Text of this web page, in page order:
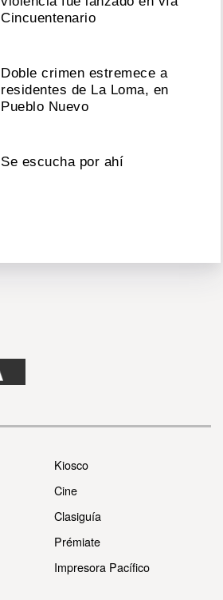
Cincuentenario
Doble crimen estremece a
residentes de La Loma, en
Pueblo Nuevo
Se escucha por ahí
Kiosco
Cine
Clasiguía
Prémiate
Impresora Pacífico